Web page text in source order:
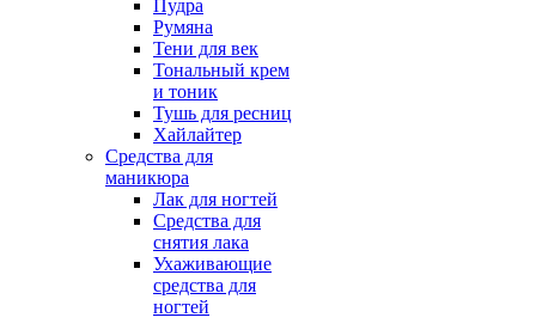
Пудра
Румяна
Тени для век
Тональный крем
и тоник
Тушь для ресниц
Хайлайтер
Средства для
маникюра
Лак для ногтей
Средства для
снятия лака
Ухаживающие
средства для
ногтей